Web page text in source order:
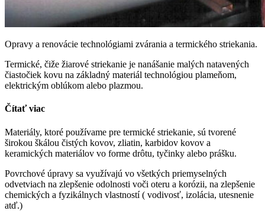
Opravy a renovácie technológiami zvárania a termického striekania.
Termické, čiže žiarové striekanie je nanášanie malých natavených
čiastočiek kovu na základný materiál technológiou plameňom,
elektrickým oblúkom alebo plazmou.
Čítať viac
Materiály, ktoré používame pre termické striekanie, sú tvorené
širokou škálou čistých kovov, zliatin, karbidov kovov a
keramických materiálov vo forme drôtu, tyčinky alebo prášku.
Povrchové úpravy sa využívajú vo všetkých priemyselných
odvetviach na zlepšenie odolnosti voči oteru a korózii, na zlepšenie
chemických a fyzikálnych vlastností ( vodivosť, izolácia, utesnenie
atď.)